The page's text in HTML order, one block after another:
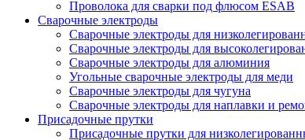
Проволока для сварки под флюсом ESAB
Сварочные электроды
Сварочные электроды для
Сварочные электроды для
Сварочные электроды для алюминия
Угольные сварочные электроды для меди
Сварочные электроды для чугуна
Сварочные электроды для наплавки и
Присадочные прутки
Присадочные прутки для